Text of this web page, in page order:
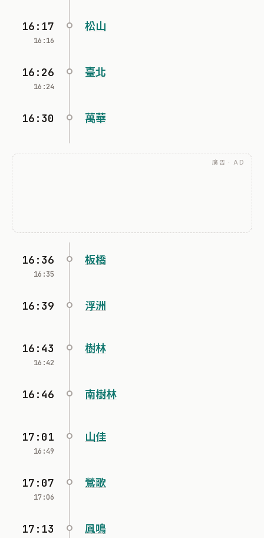
16:17
16:16
松山
16:26
16:24
臺北
16:30 萬華
廣告 · AD
16:36
16:35
板橋
16:39 浮洲
16:43
16:42
樹林
16:46 南樹林
17:01
16:49
山佳
17:07
17:06
鶯歌
17:13 鳳鳴